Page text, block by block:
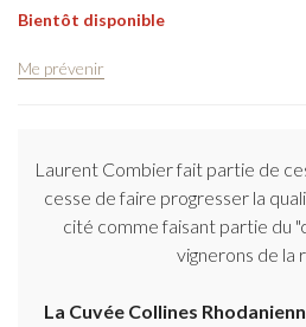
Bientôt disponible
Me prévenir
Laurent Combier fait partie de
cesse de faire progresser la
cité comme faisant partie du
vignerons de la
La Cuvée Collines